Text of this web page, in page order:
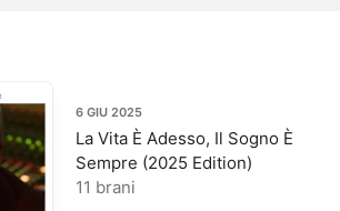
6 GIU 2025
La Vita È Adesso, Il Sogno È
Sempre (2025 Edition)
11 brani